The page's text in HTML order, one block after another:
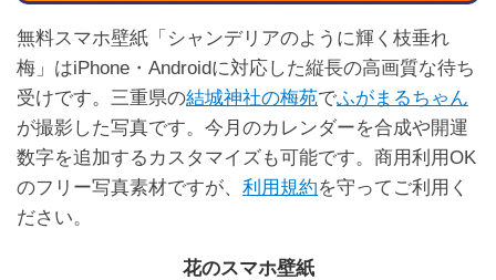
無料スマホ壁紙「シャンデリアのように輝く枝垂れ
梅」はiPhone・Androidに対応した縦長の高画質な待ち
受けです。三重県の結城神社の梅苑でふがまるちゃん
が撮影した写真です。今月のカレンダーを合成や開運
数字を追加するカスタマイズも可能です。商用利用OK
のフリー写真素材ですが、 利用規約を守ってご利用く
ださい。
花のスマホ壁紙